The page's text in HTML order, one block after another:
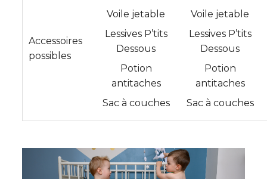
Accessoires
possibles
Voile jetable
Lessives P’tits
Dessous
Potion
antitaches
Sac à couches
Voile jetable
Lessives P’tits
Dessous
Potion
antitaches
Sac à couches